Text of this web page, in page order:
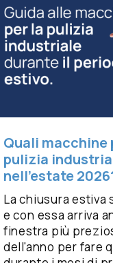
la
avvicina,
la
che